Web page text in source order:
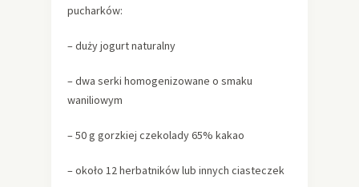
pucharków:
– duży jogurt naturalny
– dwa serki homogenizowane o smaku
waniliowym
– 50 g gorzkiej czekolady 65% kakao
– około 12 herbatników lub innych ciasteczek